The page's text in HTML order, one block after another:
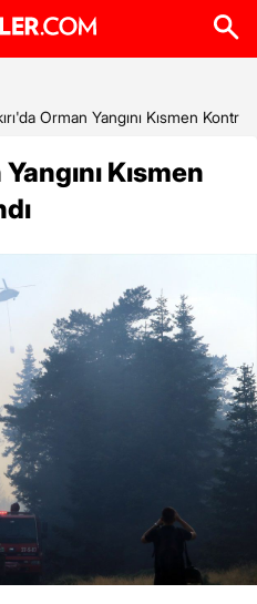
Orman Yangını Kısmen Kontrol
Kısmen